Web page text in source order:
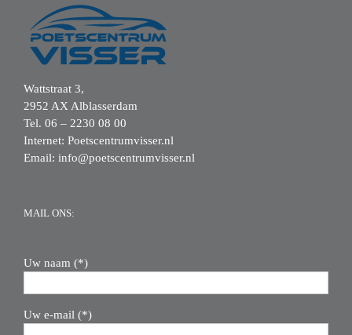
Wattstraat 3,
2952 AX Alblasserdam
Tel. 06 – 2230 08 00
Internet: Poetscentrumvisser.nl
Email: info@poetscentrumvisser.nl
MAIL ONS:
Uw naam (*)
Uw e-mail (*)